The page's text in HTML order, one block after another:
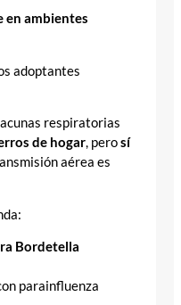
en ambientes
adoptantes
respiratorias
de hogar, perosí
aérea es
Bordetella
parainfluenza